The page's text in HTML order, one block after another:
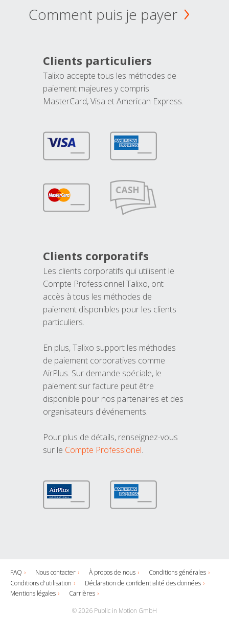
Comment puis je payer
Clients particuliers
Talixo accepte tous les méthodes de
paiement majeures y compris
MasterCard, Visa et American Express.
Clients corporatifs
Les clients corporatifs qui utilisent le
Compte Professionnel Talixo, ont
accès à tous les méthodes de
paiement disponibles pour les clients
particuliers.
En plus, Talixo support les méthodes
de paiement corporatives comme
AirPlus. Sur demande spéciale, le
paiement sur facture peut être
disponible pour nos partenaires et des
organisateurs d'événements.
Pour plus de détails, renseignez-vous
sur le Compte Professionel.
FAQ Nous contacter À propos de nous
Conditions générales
Conditions d'utilisation
Déclaration de confidentialité des données
Mentions légales
Carrières
© 2026 Public in Motion GmbH